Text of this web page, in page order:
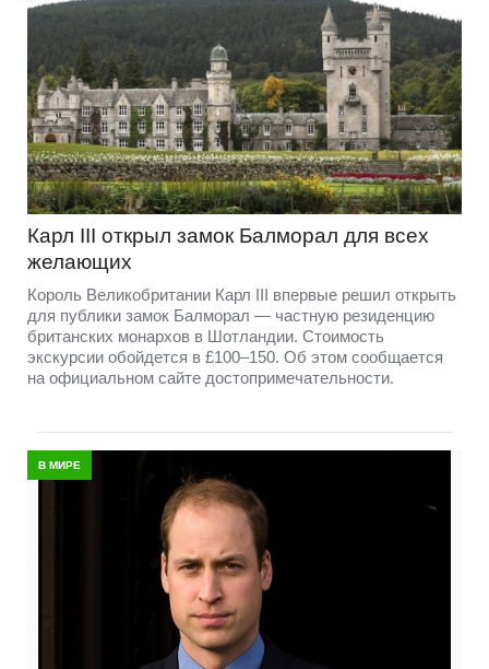
Карл III открыл замок Балморал для всех
желающих
Король Великобритании Карл III впервые решил открыть
для публики замок Балморал — частную резиденцию
британских монархов в Шотландии. Стоимость
экскурсии обойдется в £100–150. Об этом сообщается
на официальном сайте достопримечательности.
В МИРЕ